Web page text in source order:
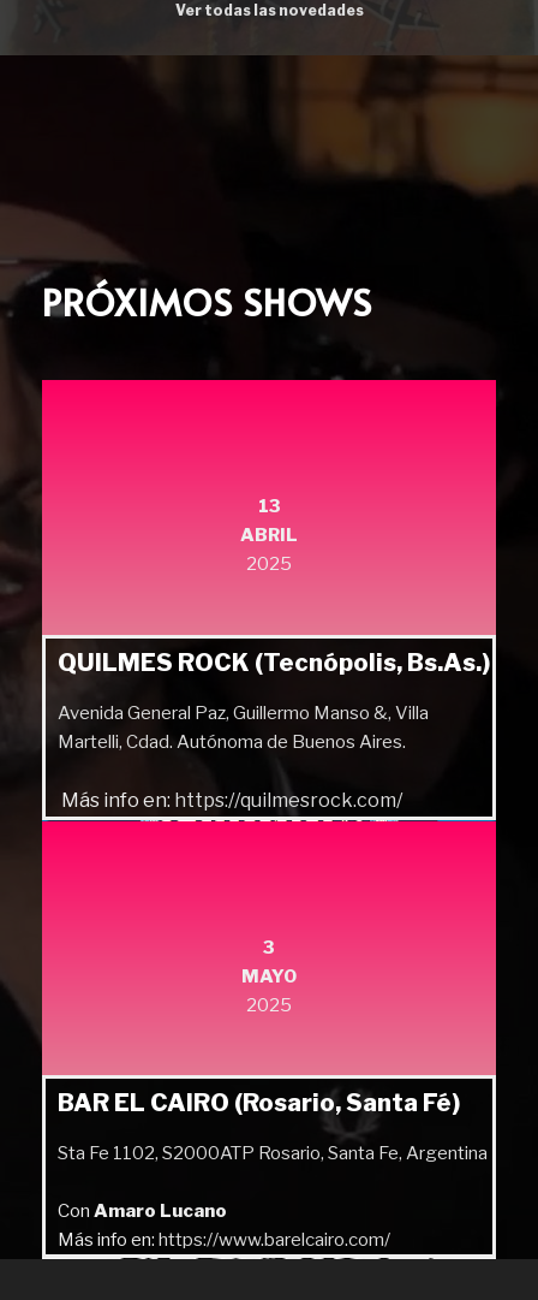
Ver todas las novedades
PRÓXIMOS SHOWS
13
ABRIL
2025
QUILMES ROCK (Tecnópolis, Bs.As.)
Avenida General Paz, Guillermo Manso &, Villa
Martelli, Cdad. Autónoma de Buenos Aires.
Más info en: https://quilmesrock.com/
3
MAYO
2025
BAR EL CAIRO (Rosario, Santa Fé)
Sta Fe 1102, S2000ATP Rosario, Santa Fe, Argentina
Con Amaro Lucano
Más info en: https://www.barelcairo.com/